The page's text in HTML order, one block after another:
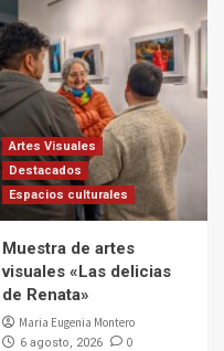
Artes Visuales
Destacados
Espacios culturales
Muestra de artes
visuales «Las delicias
de Renata»
Maria Eugenia Montero
6 agosto, 2026 0